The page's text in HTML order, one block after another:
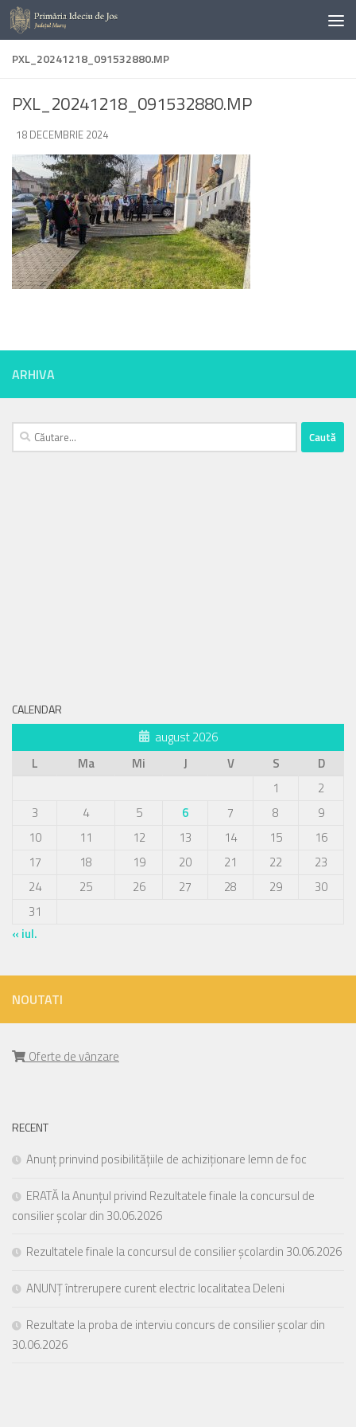
Skip to content
PXL_20241218_091532880.MP
PXL_20241218_091532880.MP
DE ·
18 DECEMBRIE 2024
ARHIVA
Caută
după:
CALENDAR
august 2026
L
Ma Mi J V S
D
1
2
3
4 5 6 7 8
9
10
11 12 13 14 15
16
17
18 19 20 21 22
23
24
25 26 27 28 29
30
31
« iul.
NOUTATI
Oferte de vânzare
RECENT
Anunț prinvind posibilitățiile de achiziționare lemn de foc
ERATĂ la Anunțul privind Rezultatele finale la concursul de
consilier școlar din 30.06.2026
Rezultatele finale la concursul de consilier școlardin 30.06.2026
ANUNȚ întrerupere curent electric localitatea Deleni
Rezultate la proba de interviu concurs de consilier școlar din
30.06.2026